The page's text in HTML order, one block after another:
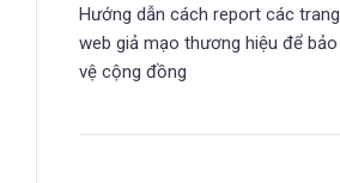
Hướng dẫn cách report các trang
web giả mạo thương hiệu để bảo
vệ cộng đồng